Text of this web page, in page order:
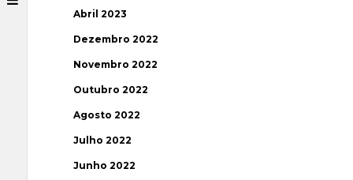
Abril 2023
Dezembro 2022
Novembro 2022
Outubro 2022
Agosto 2022
Julho 2022
Junho 2022